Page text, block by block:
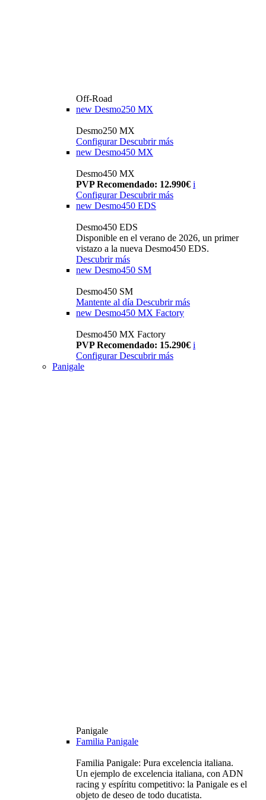
Off-Road
new Desmo250 MX
Desmo250 MX
Configurar Descubrir más
new Desmo450 MX
Desmo450 MX
PVP Recomendado: 12.990€ i
Configurar Descubrir más
new Desmo450 EDS
Desmo450 EDS
Disponible en el verano de 2026, un primer
vistazo a la nueva Desmo450 EDS.
Descubrir más
new Desmo450 SM
Desmo450 SM
Mantente al día Descubrir más
new Desmo450 MX Factory
Desmo450 MX Factory
PVP Recomendado: 15.290€ i
Configurar Descubrir más
Panigale
Panigale
Familia Panigale
Familia Panigale: Pura excelencia italiana.
Un ejemplo de excelencia italiana, con ADN
racing y espíritu competitivo: la Panigale es el
objeto de deseo de todo ducatista.